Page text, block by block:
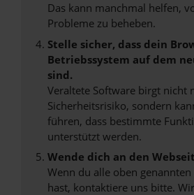
Das kann manchmal helfen,
Probleme zu beheben.
Stelle sicher, dass dein
Betriebssystem auf dem
sind.
Veraltete Software birgt nicht
Sicherheitsrisiko, sondern
führen, dass bestimmte
unterstützt werden.
Wende dich an den
Wenn du alle oben
hast, kontaktiere uns bitte.